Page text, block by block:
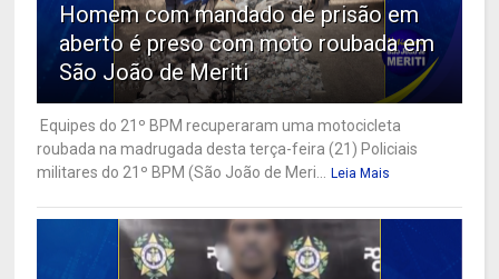
Homem com mandado de prisão em
aberto é preso com moto roubada em
São João de Meriti
Equipes do 21º BPM recuperaram uma motocicleta
roubada na madrugada desta terça-feira (21) Policiais
militares do 21º BPM (São João de Meri...
Leia Mais